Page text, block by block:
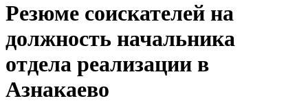
Резюме соискателей на
должность начальника
отдела реализации в
Азнакаево